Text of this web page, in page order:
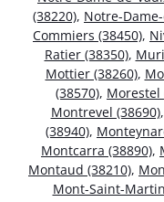
(38220), Notre-
Commiers (38450),
Ratier (38350),
Mottier (38260),
(38570), Morestel
Montrevel (38690),
(38940),
Montcarra (38890),
Montaud (38210),
Mont-Saint-